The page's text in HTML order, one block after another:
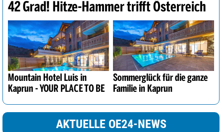
42 Grad! Hitze-Hammer trifft Österreich
Mountain Hotel Luis in
Kaprun - YOUR PLACE TO BE
Sommerglück für die ganze
Familie in Kaprun
AKTUELLE OE24-NEWS